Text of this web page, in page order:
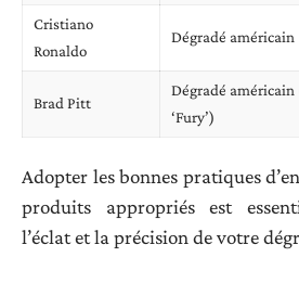
Cristiano
Ronaldo
Dégradé américain
Brad Pitt
Dégradé
‘Fury’)
Adopter les bonnes pratiques
produits appropriés est
l’éclat et la précision de votre